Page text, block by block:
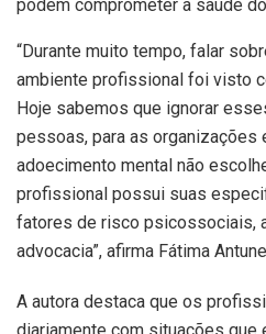
podem comprometer a saúde
“Durante muito tempo, falar
ambiente profissional foi visto
Hoje sabemos que ignorar
pessoas, para as organizações
adoecimento mental não
profissional possui suas
fatores de risco psicossociais,
advocacia”, afirma Fátima
A autora destaca que os